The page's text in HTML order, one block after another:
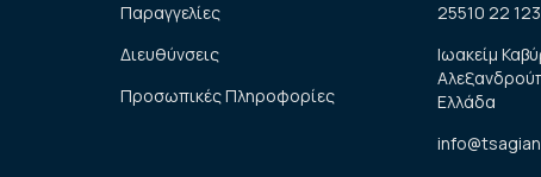
Παραγγελίες
Διευθύνσεις
Προσωπικές Πληροφορίες
25510 22 123
Ιωακείμ
Ελλάδα